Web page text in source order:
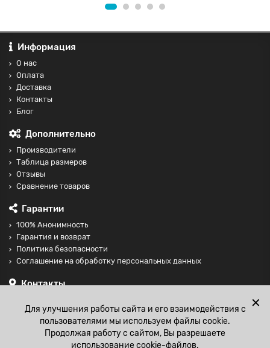
Информация
О нас
Оплата
Доставка
Контакты
Блог
Дополнительно
Производители
Таблица размеров
Отзывы
Сравнение товаров
Гарантии
100% Анонимность
Гарантия и возврат
Политика безопасности
Соглашение на обработку персональных данных
Контакты
sales@fisting-shop.ru
✕
Для улучшения работы сайта и его взаимодействия с
пользователями мы используем файлы cookie.
Продолжая работу с сайтом, Вы разрешаете
использование cookie-файлов.